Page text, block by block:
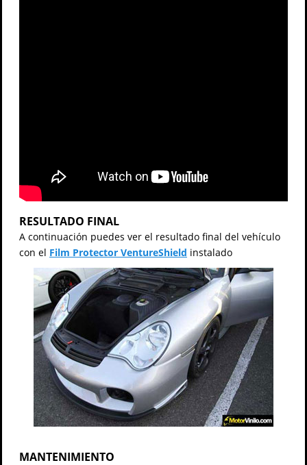
RESULTADO FINAL
A continuación puedes ver el resultado final del vehículo
con el Film Protector VentureShield instalado
MANTENIMIENTO